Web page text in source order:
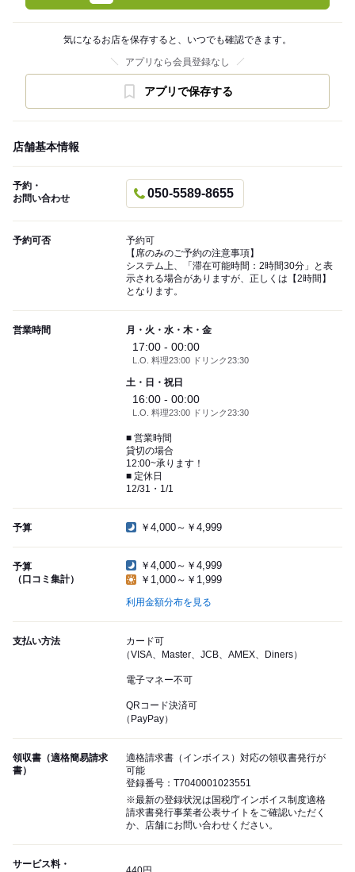
気になるお店を保存すると、いつでも確認できます。
アプリなら会員登録なし
アプリで保存する
店舗基本情報
予約・
お問い合わせ
050-5589-8655
予約可否
予約可
【席のみのご予約の注意事項】
システム上、「滞在可能時間：2時間30分」と表
示される場合がありますが、正しくは【2時間】
となります。
営業時間 月・火・水・木・金
17:00 - 00:00
L.O. 料理23:00 ドリンク23:30
土・日・祝日
16:00 - 00:00
L.O. 料理23:00 ドリンク23:30
■ 営業時間
貸切の場合
12:00~承ります！
■ 定休日
12/31・1/1
予算 ￥4,000～￥4,999
予算
（口コミ集計）
￥4,000～￥4,999
￥1,000～￥1,999
利用金額分布を見る
支払い方法
カード可
（VISA、Master、JCB、AMEX、Diners）
電子マネー不可
QRコード決済可
（PayPay）
領収書（適格簡易請求
書）
適格請求書（インボイス）対応の領収書発行が
可能
登録番号：T7040001023551
※最新の登録状況は国税庁インボイス制度適格
請求書発行事業者公表サイトをご確認いただく
か、店舗にお問い合わせください。
サービス料・